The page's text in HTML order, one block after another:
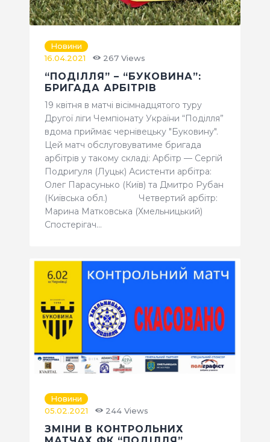
Новини
16.04.2021
267 Views
“ПОДІЛЛЯ” – “БУКОВИНА”:
БРИГАДА АРБІТРІВ
19 квітня в матчі вісімнадцятого туру
Другої ліги Чемпіонату України “Поділля”
вдома приймає чернівецьку "Буковину".
Цей матч обслуговуватиме бригада
арбітрів у такому складі: Арбітр — Сергій
Подригуля (Луцьк) Асистенти арбітра:
Олег Парасунько (Київ) та Дмитро Рубан
(Київська обл.) Четвертий арбітр:
Марина Матковська (Хмельницький)
Спостерігач…
Новини
05.02.2021
244 Views
ЗМІНИ В КОНТРОЛЬНИХ